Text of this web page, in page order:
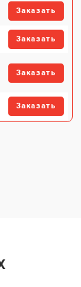
Заказать
Заказать
Заказать
Заказать